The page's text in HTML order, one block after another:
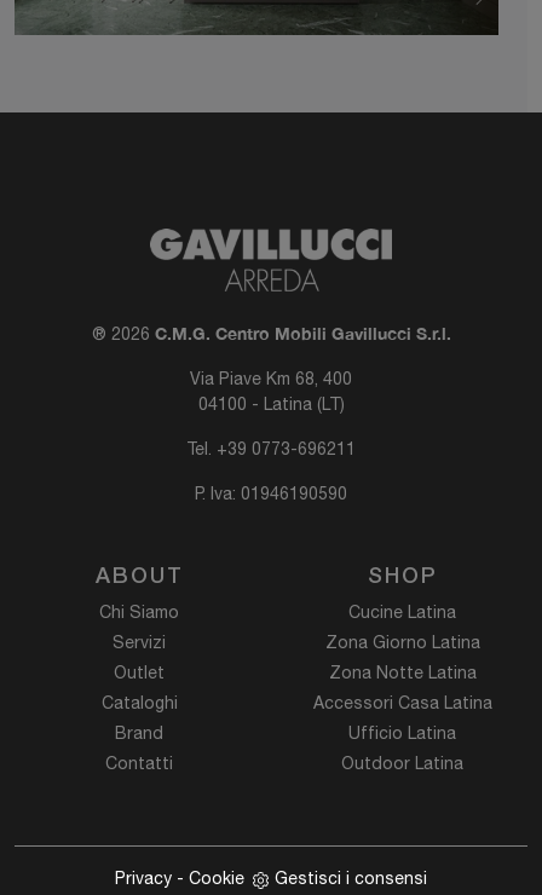
® 2026 C.M.G. Centro Mobili Gavillucci S.r.l.
Via Piave Km 68, 400
04100 - Latina (LT)
Tel. +39 0773-696211
P. Iva: 01946190590
ABOUT
Chi Siamo
Servizi
Outlet
Cataloghi
Brand
Contatti
SHOP
Cucine Latina
Zona Giorno Latina
Zona Notte Latina
Accessori Casa Latina
Ufficio Latina
Outdoor Latina
Privacy - Cookie Gestisci i consensi